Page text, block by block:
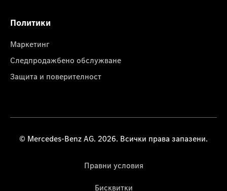
Политики
Маркетинг
Следпродажбено обслужване
Защита и поверителност
© Mercedes-Benz AG. 2026. Всички права запазени.
Правни условия
Бисквитки